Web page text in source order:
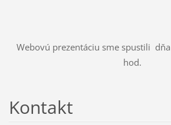
Webovú prezentáciu sme spustili
hod.
Kontakt